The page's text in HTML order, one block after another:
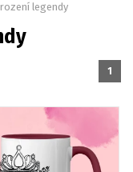
legendy
1